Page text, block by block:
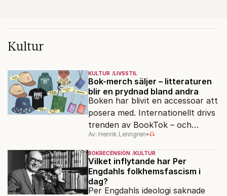
Kultur
KULTUR LIVSSTIL
Bok-merch säljer – litteraturen
blir en prydnad bland andra
Boken har blivit en accessoar att
posera med. Internationellt drivs
trenden av BookTok – och
förlagen följer efter.
Av: Henrik Lenngren•
BOKRECENSION KULTUR
Vilket inflytande har Per
Engdahls folkhemsfascism i
dag?
Per Engdahls ideologi saknade